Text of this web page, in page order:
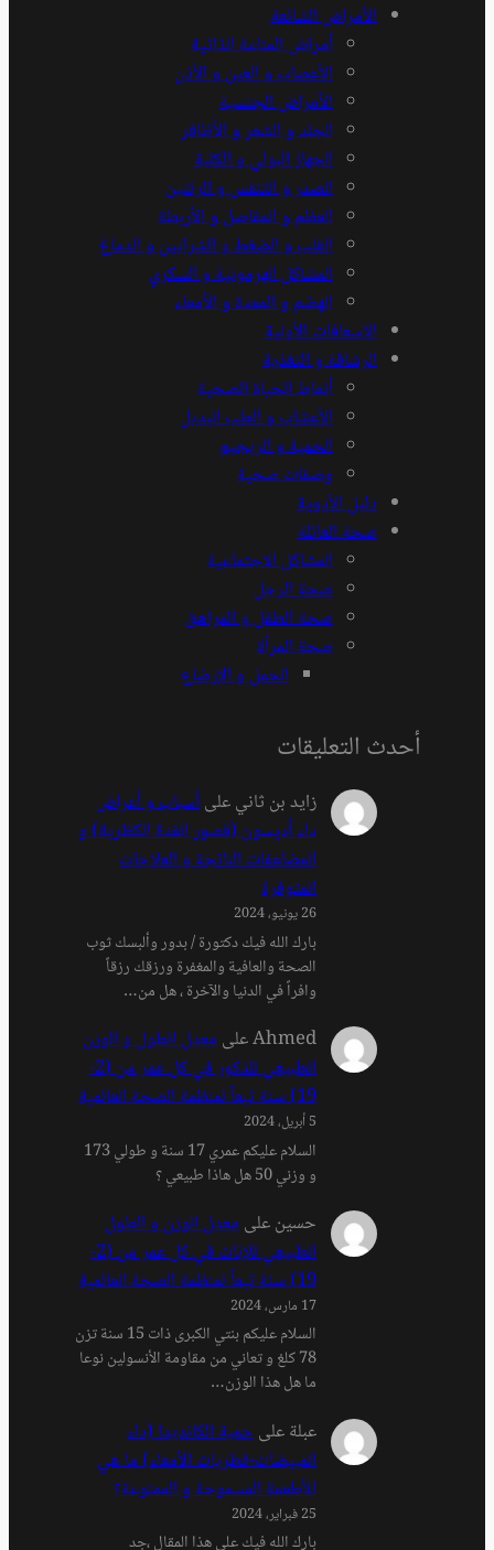
الأمراض الشائعة
أمراض المناعة الذاتية
الأعصاب و العين و الأذن
الأمراض الجنسية
الجلد و الشعر و الأظافر
الجهاز البولي و الكلية
الصدر و التنفس و الرئتين
العظم و المفاصل و الأربطة
القلب و الضغط و الشرايين و الدماغ
المشاكل الهرمونية و السكري
الهضم و المعدة و الأمعاء
الإسعافات الأولية
الرشاقة و التغذية
أنماط الحياة الصحية
الأعشاب و الطب البديل
الحمية و الريجيم
وصفات صحية
دليل الأدوية
صحة العائلة
المشاكل الاجتماعية
صحة الرجل
صحة الطفل و المراهق
صحة المرأة
الحمل و الإرضاع
أحدث التعليقات
زايد بن ثانيعلىأسباب و أعراض
داء أديسون (قصور الغدة الكظرية) و
المضاعفات الناتجة و العلاجات
المتوفرة
26 يونيو، 2024
بارك الله فيك دكتورة / بدور وألبسك ثوب
الصحة والعافية والمغفرة ورزقك رزقاً
وافراً في الدنيا والآخرة ، هل من…
Ahmedعلىمعدل الطول و الوزن
الطبيعي للذكور في كل عمر من (2-
19) سنة تبعاً لمنظمة الصحة العالمية
5 أبريل، 2024
السلام عليكم عمري 17 سنة و طولي 173
و وزني 50 هل هاذا طبيعي ؟
حسينعلىمعدل الوزن و الطول
الطبيعي للإناث في كل عمر من (2-
19) سنة تبعاً لمنظمة الصحة العالمية
17 مارس، 2024
السلام عليكم بنتي الكبرى ذات 15 سنة تزن
78 كلغ و تعاني من مقاومة الأنسولين نوعا
ما هل هذا الوزن…
عبلةعلىحمية الكانديدا (داء
المبيضات-فطريات الأمعاء) ما هي
الأطعمة المسموحة و الممنوعة؟
25 فبراير، 2024
بارك الله فيك على هذا المقال ،جد